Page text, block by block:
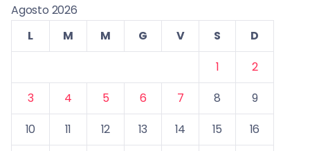
Agosto 2026
L
M M G V S
D
1
2
3
4 5 6 7 8
9
10
11 12 13 14 15
16